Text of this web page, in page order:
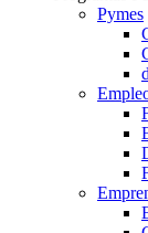
Pymes